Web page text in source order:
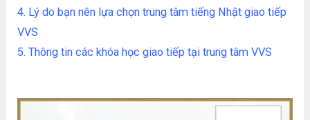
4. Lý do bạn nên lựa chọn trung tâm tiếng Nhật giao tiếp
VVS
5. Thông tin các khóa học giao tiếp tại trung tâm VVS